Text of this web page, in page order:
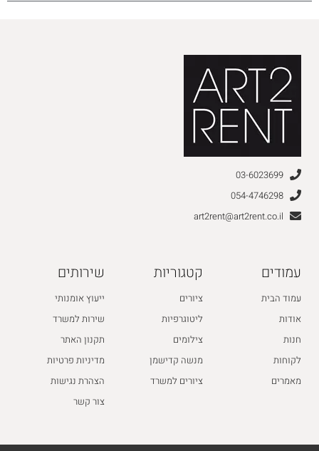
03-6023699
054-4746298
art2rent@art2rent.co.il
עמודים
עמוד הבית
אודות
חנות
לקוחות
מאמרים
קטגוריות
ציורים
ליטוגרפיות
צילומים
מנשה קדישמן
ציורים למשרד
שירותים
ייעוץ אומנותי
שירות למשרד
תקנון האתר
מדיניות פרטיות
הצהרת נגישות
צור קשר